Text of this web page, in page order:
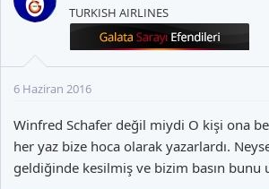
TURKISH AIRLINES
6 Haziran 2016
Winfred Schafer değil miydi O kişi ona
her yaz bize hoca olarak yazarlardı.
geldiğinde kesilmiş ve bizim basın bunu